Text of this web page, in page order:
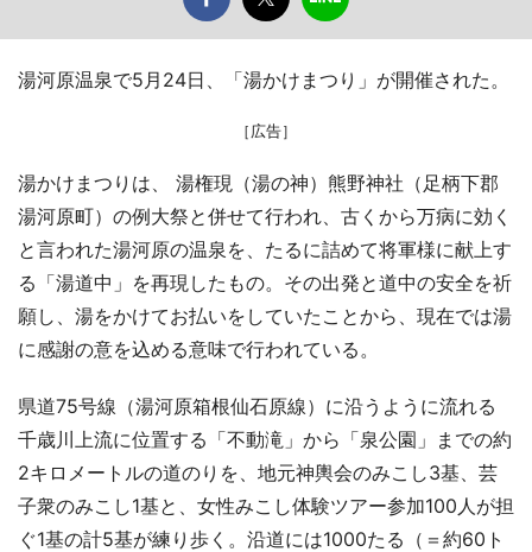
湯河原温泉で5月24日、「湯かけまつり」が開催された。
［広告］
湯かけまつりは、 湯権現（湯の神）熊野神社（足柄下郡
湯河原町）の例大祭と併せて行われ、古くから万病に効く
と言われた湯河原の温泉を、たるに詰めて将軍様に献上す
る「湯道中」を再現したもの。その出発と道中の安全を祈
願し、湯をかけてお払いをしていたことから、現在では湯
に感謝の意を込める意味で行われている。
県道75号線（湯河原箱根仙石原線）に沿うように流れる
千歳川上流に位置する「不動滝」から「泉公園」までの約
2キロメートルの道のりを、地元神輿会のみこし3基、芸
子衆のみこし1基と、女性みこし体験ツアー参加100人が担
ぐ1基の計5基が練り歩く。沿道には1000たる（＝約60ト